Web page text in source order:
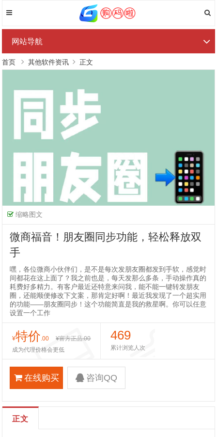
网站导航
首页 其他软件资讯 正文
缩略图文
微商福音！朋友圈同步功能，轻松释放双
手
嘿，各位微商小伙伴们，是不是每次发朋友圈都发到手软，感觉时
间都花在这上面了？我之前也是，每天发那么多条，手动操作真的
耗费好多精力。有客户最近还特意来问我，能不能一键转发朋友
圈，还能顺便修改下文案，那肯定好啊！最近我发现了一个超实用
的功能——朋友圈同步！这个功能简直是我的救星啊。你可以任意
设置一个工作
¥特价.00 ¥官方正品.00
成为代理价格会更低
469
累计浏览人次
在线购买 咨询QQ
正文